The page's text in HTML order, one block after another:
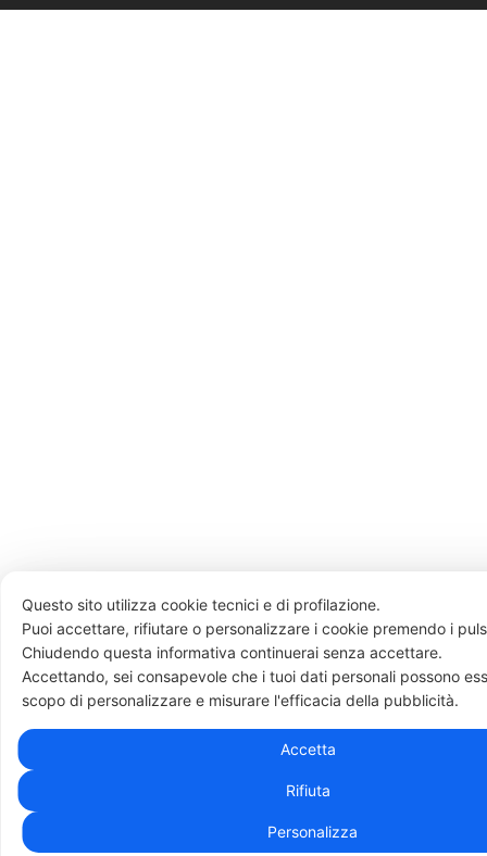
Questo sito utilizza cookie tecnici e di profilazione.
Puoi accettare, rifiutare o personalizzare i cookie premendo i
Chiudendo questa informativa continuerai senza accettare.
Accettando, sei consapevole che i tuoi dati personali possono
scopo di personalizzare e misurare l'efficacia della pubblicità.
Accetta
Rifiuta
Personalizza